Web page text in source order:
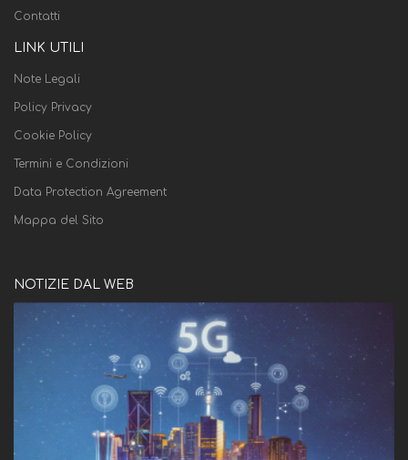
Contatti
LINK UTILI
Note Legali
Policy Privacy
Cookie Policy
Termini e Condizioni
Data Protection Agreement
Mappa del Sito
NOTIZIE DAL WEB